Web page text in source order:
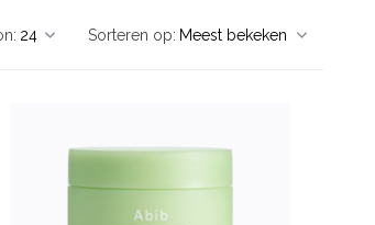
Sorteren op: